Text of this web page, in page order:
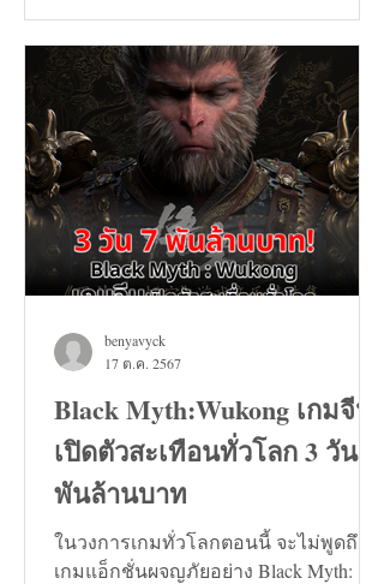
และวันที่ 24 สิงหาคมทะลุ...
Black Myth:Wukong เกมจีน
เปิดตัวสะเทือนทั่วโลก 3 วัน 7
พันล้านบาท
ในวงการเกมทั่วโลกตอนนี้ จะไม่พูดถึง
เกมแอ็กชั่นผจญภัยอย่าง Black Myth:
benyavyck
17 ต.ค. 2567